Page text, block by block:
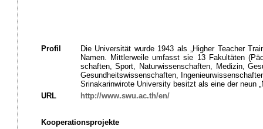
Profil
Die Universität wurde 1943 als „Higher Teacher
Namen. Mittlerweile umfasst sie 13 Fakultäten
schaften, Sport, Naturwissenschaften, Medizin,
Gesundheitswissenschaften,
Srinakarinwirote University besitzt als eine der neun
URL
http://www.swu.ac.th/en/
Kooperationsprojekte